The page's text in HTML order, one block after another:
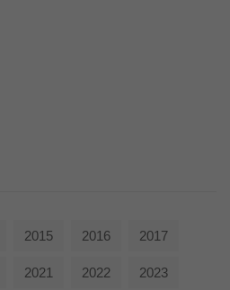
2015 2016 2017
2021 2022 2023
Social-Media-Plattformen werden
Inhalte keiner manuellen Einwilligung